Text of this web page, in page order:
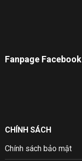
Fanpage Facebook
CHÍNH SÁCH
Chính sách bảo mật